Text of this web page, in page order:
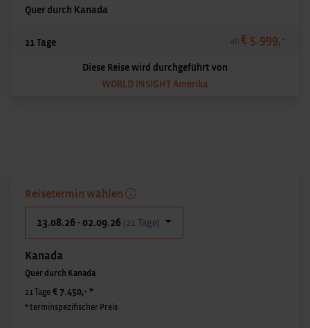
Quer durch Kanada
21 Tage ab € 5.999,-
Diese Reise wird durchgeführt von
WORLD INSIGHT Amerika
Reisetermin wählen
13.08.26 - 02.09.26 (21 Tage)
Kanada
Quer durch Kanada
21 Tage € 7.450,- *
* terminspezifischer Preis